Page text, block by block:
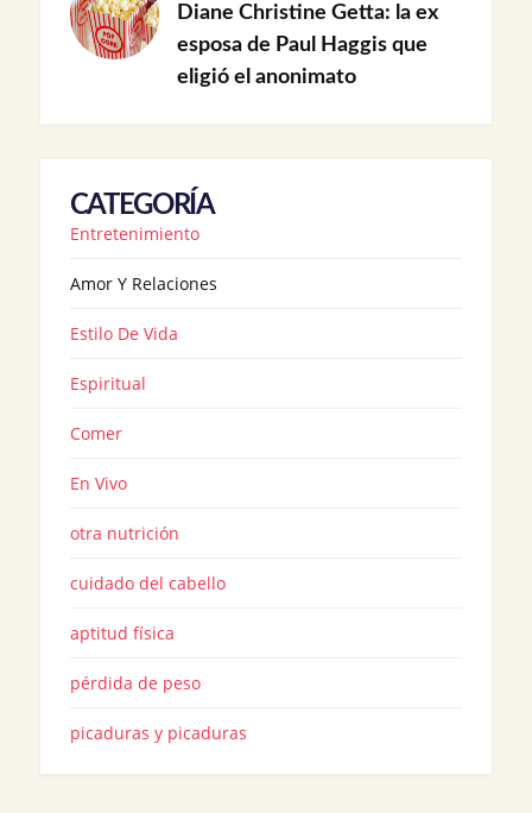
Diane Christine Getta: la ex
esposa de Paul Haggis que
eligió el anonimato
CATEGORÍA
Entretenimiento
Amor Y Relaciones
Estilo De Vida
Espiritual
Comer
En Vivo
otra nutrición
cuidado del cabello
aptitud física
pérdida de peso
picaduras y picaduras